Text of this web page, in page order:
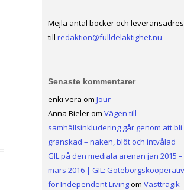
Mejla antal böcker och
till redaktion@fulldelaktighet.nu
Senaste kommentarer
enki vera om Jour
Anna Bielerom Vägen till
samhällsinkludering går genom att bli
granskad – naken, blöt och intvålad
GIL på den mediala arenan jan 2015 –
mars 2016 | GIL:
för Independent Livingom Västtragik